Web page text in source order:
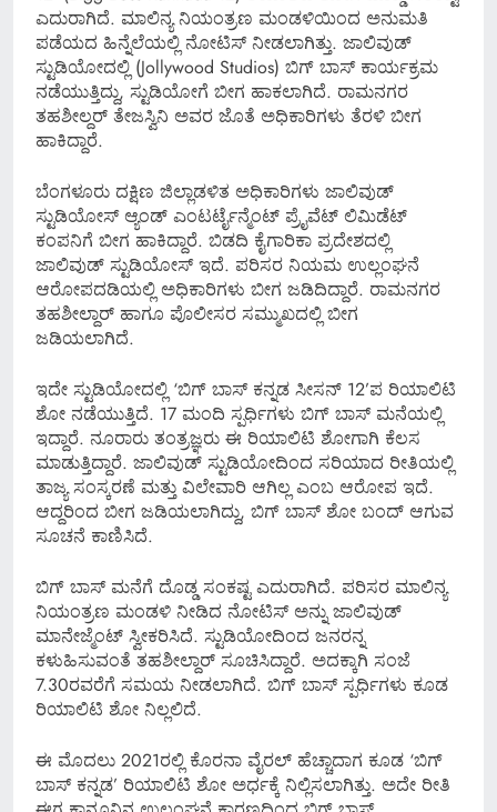
ಎದುರಾಗಿದೆ. ಮಾಲಿನ್ಯ ನಿಯಂತ್ರಣ ಮಂಡಳಿಯಿಂದ ಅನುಮತಿ
ಪಡೆಯದ ಹಿನ್ನೆಲೆಯಲ್ಲಿ ನೋಟಿಸ್ ನೀಡಲಾಗಿತ್ತು. ಜಾಲಿವುಡ್
ಸ್ಟುಡಿಯೋದಲ್ಲಿ (Jollywood Studios) ಬಿಗ್ ಬಾಸ್ ಕಾರ್ಯಕ್ರಮ
ನಡೆಯುತ್ತಿದ್ದು, ಸ್ಟುಡಿಯೋಗೆ ಬೀಗ ಹಾಕಲಾಗಿದೆ. ರಾಮನಗರ
ತಹಶೀಲ್ದರ್ ತೇಜಸ್ವಿನಿ ಅವರ ಜೊತೆ ಅಧಿಕಾರಿಗಳು ತೆರಳಿ ಬೀಗ
ಹಾಕಿದ್ದಾರೆ.
ಬೆಂಗಳೂರು ದಕ್ಷಿಣ ಜಿಲ್ಲಾಡಳಿತ ಅಧಿಕಾರಿಗಳು ಜಾಲಿವುಡ್​​
ಸ್ಟುಡಿಯೋಸ್ ಆ್ಯಂಡ್ ಎಂಟರ್ಟೈನ್ಮೆಂಟ್ ಪ್ರೈವೆಟ್ ಲಿಮಿಡೆಟ್
ಕಂಪನಿಗೆ ಬೀಗ ಹಾಕಿದ್ದಾರೆ. ಬಿಡದಿ ಕೈಗಾರಿಕಾ ಪ್ರದೇಶದಲ್ಲಿ
ಜಾಲಿವುಡ್​ ಸ್ಟುಡಿಯೋಸ್​ ಇದೆ. ಪರಿಸರ ನಿಯಮ ಉಲ್ಲಂಘನೆ
ಆರೋಪದಡಿಯಲ್ಲಿ ಅಧಿಕಾರಿಗಳು ಬೀಗ ಜಡಿದಿದ್ದಾರೆ. ರಾಮನಗರ
ತಹಶೀಲ್ದಾರ್​ ಹಾಗೂ ಪೊಲೀಸರ ಸಮ್ಮುಖದಲ್ಲಿ ಬೀಗ
ಜಡಿಯಲಾಗಿದೆ.
ಇದೇ ಸ್ಟುಡಿಯೋದಲ್ಲಿ ‘ಬಿಗ್ ಬಾಸ್ ಕನ್ನಡ ಸೀಸನ್ 12’ಪ ರಿಯಾಲಿಟಿ
ಶೋ ನಡೆಯುತ್ತಿದೆ. 17 ಮಂದಿ ಸ್ಪರ್ಧಿಗಳು ಬಿಗ್ ಬಾಸ್ ಮನೆಯಲ್ಲಿ
ಇದ್ದಾರೆ. ನೂರಾರು ತಂತ್ರಜ್ಞರು ಈ ರಿಯಾಲಿಟಿ ಶೋಗಾಗಿ ಕೆಲಸ
ಮಾಡುತ್ತಿದ್ದಾರೆ. ಜಾಲಿವುಡ್ ಸ್ಟುಡಿಯೋದಿಂದ ಸರಿಯಾದ ರೀತಿಯಲ್ಲಿ
ತಾಜ್ಯ ಸಂಸ್ಕರಣೆ ಮತ್ತು ವಿಲೇವಾರಿ ಆಗಿಲ್ಲ ಎಂಬ ಆರೋಪ ಇದೆ.
ಆದ್ದರಿಂದ ಬೀಗ ಜಡಿಯಲಾಗಿದ್ದು, ಬಿಗ್ ಬಾಸ್ ಶೋ ಬಂದ್ ಆಗುವ
ಸೂಚನೆ ಕಾಣಿಸಿದೆ.
ಬಿಗ್ ಬಾಸ್ ಮನೆಗೆ ದೊಡ್ಡ ಸಂಕಷ್ಟ ಎದುರಾಗಿದೆ. ಪರಿಸರ ಮಾಲಿನ್ಯ
ನಿಯಂತ್ರಣ ಮಂಡಳಿ ನೀಡಿದ ನೋಟಿಸ್ ಅನ್ನು ಜಾಲಿವುಡ್
ಮಾನೇಜ್ಮೆಂಟ್ ಸ್ವೀಕರಿಸಿದೆ. ಸ್ಟುಡಿಯೋದಿಂದ ಜನರನ್ನ
ಕಳುಹಿಸುವಂತೆ ತಹಶೀಲ್ದಾರ್​ ಸೂಚಿಸಿದ್ದಾರೆ. ಅದಕ್ಕಾಗಿ ಸಂಜೆ
7.30ರವರೆಗೆ ಸಮಯ ನೀಡಲಾಗಿದೆ. ಬಿಗ್ ಬಾಸ್ ಸ್ಪರ್ಧಿಗಳು ಕೂಡ
ರಿಯಾಲಿಟಿ ಶೋ ನಿಲ್ಲಲಿದೆ‌.
ಈ ಮೊದಲು 2021ರಲ್ಲಿ ಕೊರನಾ ವೈರಲ್ ಹೆಚ್ಚಾದಾಗ ಕೂಡ ‘ಬಿಗ್
ಬಾಸ್ ಕನ್ನಡ’ ರಿಯಾಲಿಟಿ ಶೋ ಅರ್ಧಕ್ಕೆ ನಿಲ್ಲಿಸಲಾಗಿತ್ತು. ಅದೇ ರೀತಿ